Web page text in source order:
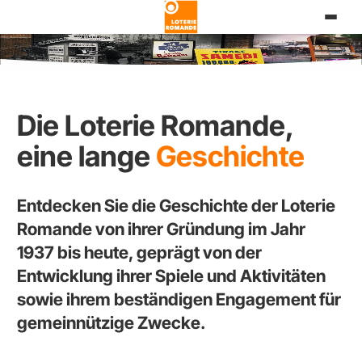
Inhalt
Die Loterie Romande,
eine lange Geschichte
Entdecken Sie die Geschichte der Loterie
Romande von ihrer Gründung im Jahr
1937 bis heute, geprägt von der
Entwicklung ihrer Spiele und Aktivitäten
sowie ihrem beständigen Engagement für
gemeinnützige Zwecke.